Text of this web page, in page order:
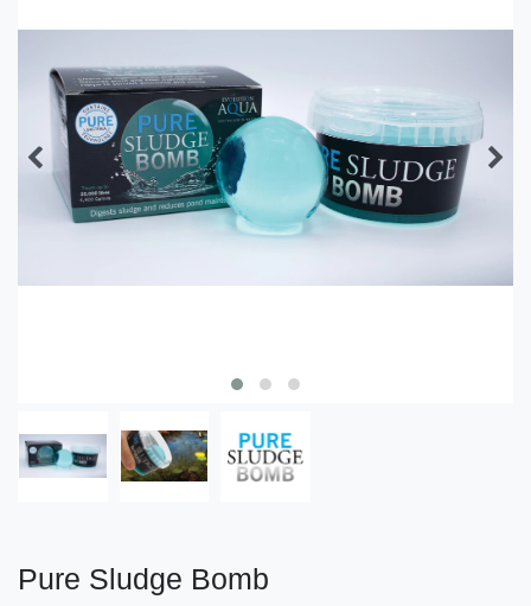
Pure Sludge Bomb